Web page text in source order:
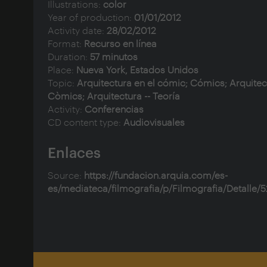
Illustrations: color
Year of production: 01/01/2012
Activity date: 28/02/2012
Format: Recurso en línea
Duration: 57 minutos
Place: Nueva York, Estados Unidos
Topic: Arquitectura en el cómic; Cómics;
Còmics; Arquitectura -- Teoría
Activity: Conferencias
CD content type: Audiovisuales
Enlaces
Source: https://fundacion.arquia.com/es-
es/mediateca/filmografia/p/Filmografia/Detalle/